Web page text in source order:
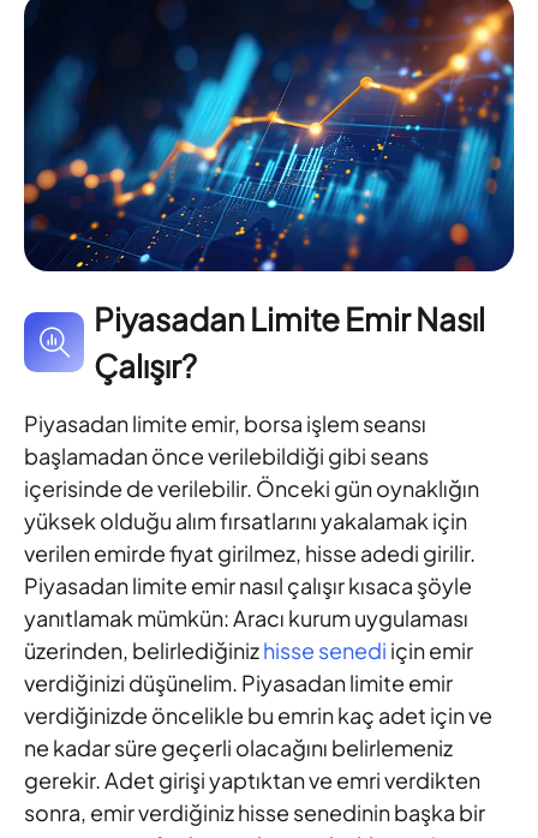
Piyasadan Limite Emir Nasıl
Çalışır?
Piyasadan limite emir, borsa işlem seansı
başlamadan önce verilebildiği gibi seans
içerisinde de verilebilir. Önceki gün oynaklığın
yüksek olduğu alım fırsatlarını yakalamak için
verilen emirde fiyat girilmez, hisse adedi girilir.
Piyasadan limite emir nasıl çalışır kısaca şöyle
yanıtlamak mümkün: Aracı kurum uygulaması
üzerinden, belirlediğinizhisse senedi için emir
verdiğinizi düşünelim. Piyasadan limite emir
verdiğinizde öncelikle bu emrin kaç adet için ve
ne kadar süre geçerli olacağını belirlemeniz
gerekir. Adet girişi yaptıktan ve emri verdikten
sonra, emir verdiğiniz hisse senedinin başka bir